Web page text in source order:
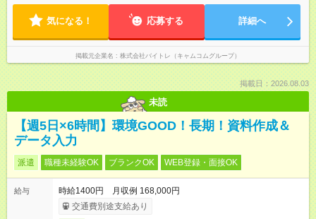
気になる！ 応募する 詳細へ
掲載元企業名 株式会社バイトレ（キャムコムグループ）
掲載日：2026.08.03
未読
【週5日×6時間】環境GOOD！長期！資料作成＆
データ入力
派遣 職種未経験OK ブランクOK WEB登録・面接OK
給与
時給1400円 月収例 168,000円
交通費別途支給あり